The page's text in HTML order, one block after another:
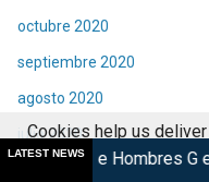
octubre 2020
septiembre 2020
agosto 2020
julio 2020
LATEST NEWSG en cines
Cookies help us
services, you agree to